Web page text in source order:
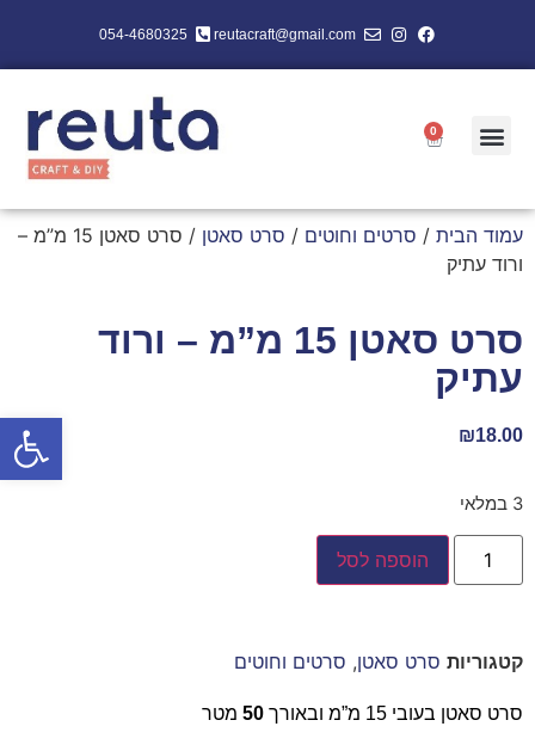
פתח
reutacraft@gmail.com
054-4680325
0
עמוד הבית / סרטים וחוטים / סרט סאטן
/ סרט סאטן 15 מ”מ –
ורוד עתיק
סרט סאטן 15 מ”מ – ורוד
עתיק
₪18.00
3 במלאי
הוספה לסל
קטגוריות סרט סאטן, סרטים וחוטים
סרט סאטן בעובי 15 מ”מ ובאורך 50 מטר